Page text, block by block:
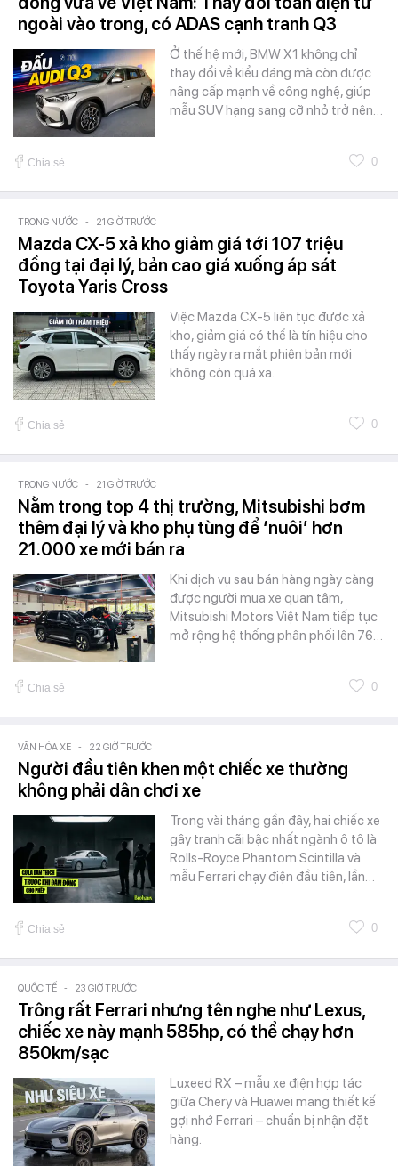
ngoài vào trong, có ADAS cạnh tranh Q3
Ở thế hệ mới, BMW X1 không chỉ
thay đổi về kiểu dáng mà còn được
nâng cấp mạnh về công nghệ, giúp
mẫu SUV hạng sang cỡ nhỏ trở nên…
Chia sẻ 0
TRONG NƯỚC - 21 GIỜ TRƯỚC
Mazda CX-5 xả kho giảm giá tới 107 triệu
đồng tại đại lý, bản cao giá xuống áp sát
Toyota Yaris Cross
Việc Mazda CX-5 liên tục được xả
kho, giảm giá có thể là tín hiệu cho
thấy ngày ra mắt phiên bản mới
không còn quá xa.
Chia sẻ 0
TRONG NƯỚC - 21 GIỜ TRƯỚC
Nằm trong top 4 thị trường, Mitsubishi bơm
thêm đại lý và kho phụ tùng để ‘nuôi’ hơn
21.000 xe mới bán ra
Khi dịch vụ sau bán hàng ngày càng
được người mua xe quan tâm,
Mitsubishi Motors Việt Nam tiếp tục
mở rộng hệ thống phân phối lên 76…
Chia sẻ 0
VĂN HÓA XE - 22 GIỜ TRƯỚC
Người đầu tiên khen một chiếc xe thường
không phải dân chơi xe
Trong vài tháng gần đây, hai chiếc xe
gây tranh cãi bậc nhất ngành ô tô là
Rolls-Royce Phantom Scintilla và
mẫu Ferrari chạy điện đầu tiên, lần…
Chia sẻ 0
QUỐC TẾ - 23 GIỜ TRƯỚC
Trông rất Ferrari nhưng tên nghe như Lexus,
chiếc xe này mạnh 585hp, có thể chạy hơn
850km/sạc
Luxeed RX – mẫu xe điện hợp tác
giữa Chery và Huawei mang thiết kế
gợi nhớ Ferrari – chuẩn bị nhận đặt
hàng.